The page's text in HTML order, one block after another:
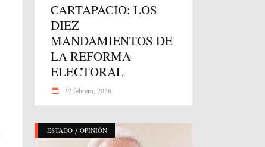
CARTAPACIO: LOS
DIEZ
MANDAMIENTOS DE
LA REFORMA
ELECTORAL
27 febrero, 2026
ESTADO / OPINIÓN